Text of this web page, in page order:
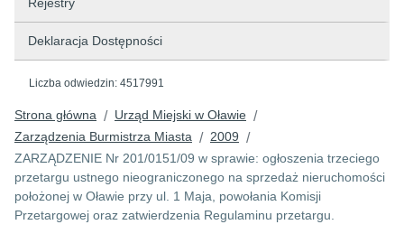
Deklaracja Dostępności
Liczba odwiedzin: 4517991
Strona główna / Urząd Miejski w Oławie /
Zarządzenia Burmistrza Miasta / 2009 /
ZARZĄDZENIE Nr 201/0151/09 w sprawie: ogłoszenia trzeciego
przetargu ustnego nieograniczonego na sprzedaż nieruchomości
położonej w Oławie przy ul. 1 Maja, powołania Komisji
Przetargowej oraz zatwierdzenia Regulaminu przetargu.